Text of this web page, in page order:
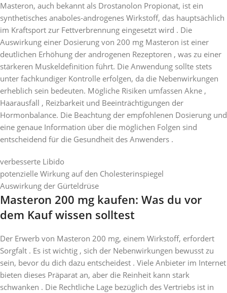
Masteron, auch bekannt als Drostanolon Propionat, ist ein
synthetisches anaboles-androgenes Wirkstoff, das hauptsächlich
im Kraftsport zur Fettverbrennung eingesetzt wird . Die
Auswirkung einer Dosierung von 200 mg Masteron ist einer
deutlichen Erhöhung der androgenen Rezeptoren , was zu einer
stärkeren Muskeldefinition führt. Die Anwendung sollte stets
unter fachkundiger Kontrolle erfolgen, da die Nebenwirkungen
erheblich sein bedeuten. Mögliche Risiken umfassen Akne ,
Haarausfall , Reizbarkeit und Beeinträchtigungen der
Hormonbalance. Die Beachtung der empfohlenen Dosierung und
eine genaue Information über die möglichen Folgen sind
entscheidend für die Gesundheit des Anwenders .
verbesserte Libido
potenzielle Wirkung auf den Cholesterinspiegel
Auswirkung der Gürteldrüse
Masteron 200 mg kaufen: Was du vor
dem Kauf wissen solltest
Der Erwerb von Masteron 200 mg, einem Wirkstoff, erfordert
Sorgfalt . Es ist wichtig , sich der Nebenwirkungen bewusst zu
sein, bevor du dich dazu entscheidest . Viele Anbieter im Internet
bieten dieses Präparat an, aber die Reinheit kann stark
schwanken . Die Rechtliche Lage bezüglich des Vertriebs ist in